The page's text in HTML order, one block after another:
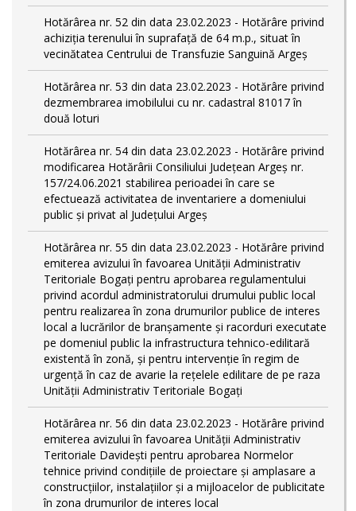
Hotărârea nr. 52 din data 23.02.2023 - Hotărâre privind
achiziția terenului în suprafață de 64 m.p., situat în
vecinătatea Centrului de Transfuzie Sanguină Argeș
Hotărârea nr. 53 din data 23.02.2023 - Hotărâre privind
dezmembrarea imobilului cu nr. cadastral 81017 în
două loturi
Hotărârea nr. 54 din data 23.02.2023 - Hotărâre privind
modificarea Hotărârii Consiliului Județean Argeș nr.
157/24.06.2021 stabilirea perioadei în care se
efectuează activitatea de inventariere a domeniului
public şi privat al Judeţului Argeş
Hotărârea nr. 55 din data 23.02.2023 - Hotărâre privind
emiterea avizului în favoarea Unității Administrativ
Teritoriale Bogați pentru aprobarea regulamentului
privind acordul administratorului drumului public local
pentru realizarea în zona drumurilor publice de interes
local a lucrărilor de branșamente și racorduri executate
pe domeniul public la infrastructura tehnico-edilitară
existentă în zonă, și pentru intervenție în regim de
urgență în caz de avarie la rețelele edilitare de pe raza
Unității Administrativ Teritoriale Bogați
Hotărârea nr. 56 din data 23.02.2023 - Hotărâre privind
emiterea avizului în favoarea Unității Administrativ
Teritoriale Davidești pentru aprobarea Normelor
tehnice privind condiţiile de proiectare şi amplasare a
construcţiilor, instalaţiilor şi a mijloacelor de publicitate
în zona drumurilor de interes local